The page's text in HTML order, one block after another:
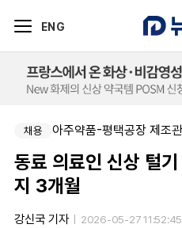
ENG
채용 아주약품-평택공장 제조
동료 의료인 신상 털
지 3개월
강신국 기자 2026-05-27 11:52:45